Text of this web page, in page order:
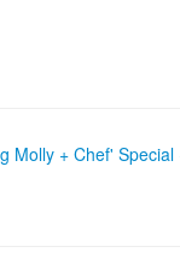
Molly + Chef'